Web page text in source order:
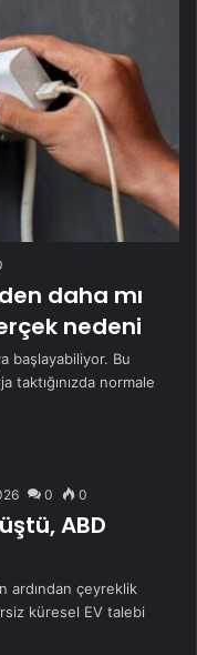
daha mı
nedeni
başlayabiliyor. Bu
normale
0 0
ABD
ardından çeyreklik
küresel EV talebi